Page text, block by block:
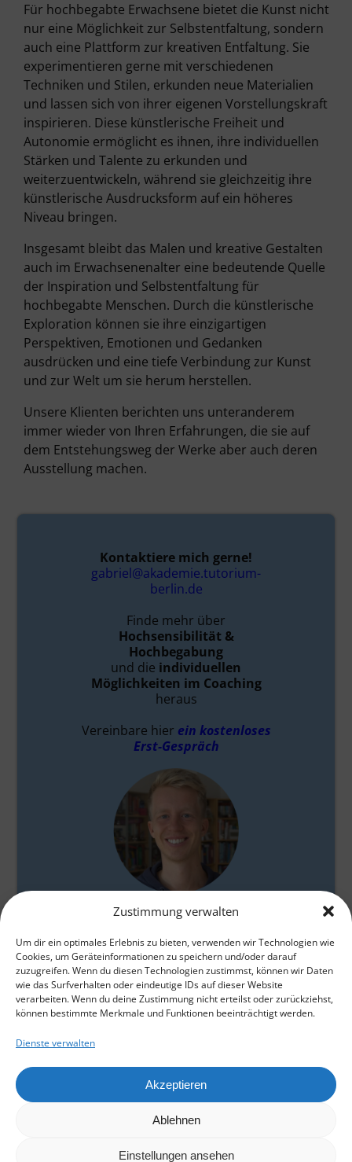
Zustimmung verwalten
Um dir ein optimales Erlebnis zu bieten, verwenden wir Technologien wie
Cookies, um Geräteinformationen zu speichern und/oder darauf
zuzugreifen. Wenn du diesen Technologien zustimmst, können wir Daten
wie das Surfverhalten oder eindeutige IDs auf dieser Website
verarbeiten. Wenn du deine Zustimmung nicht erteilst oder zurückziehst,
können bestimmte Merkmale und Funktionen beeinträchtigt werden.
Dienste verwalten
Akzeptieren
Ablehnen
Einstellungen ansehen
Für hochbegabte Erwachsene bietet die Kunst nicht
nur eine Möglichkeit zur Selbstentfaltung, sondern
auch eine Plattform zur kreativen Entfaltung. Sie
experimentieren gerne mit verschiedenen
Techniken und Stilen, erkunden neue Materialien
und lassen sich von ihrer eigenen Vorstellungskraft
inspirieren. Diese künstlerische Freiheit und
Autonomie ermöglicht es ihnen, ihre individuellen
Stärken und Talente zu erkunden und
weiterzuentwickeln, während sie gleichzeitig ihre
künstlerische Ausdrucksform auf ein höheres
Niveau bringen.
Insgesamt bleibt das Malen und kreative Gestalten
auch im Erwachsenenalter eine bedeutende Quelle
der Inspiration und Selbstentfaltung für
hochbegabte Menschen. Durch die künstlerische
Exploration können sie ihre einzigartigen
Perspektiven, Emotionen und Gedanken
ausdrücken und eine tiefe Verbindung zur Kunst
und zur Welt um sie herum herstellen.
Unsere Klienten berichten uns unteranderem
immer wieder von Ihren Erfahrungen, die sie auf
dem Entstehungsweg der Werke aber auch deren
Ausstellung machen.
Kontaktiere mich gerne!
gabriel@akademie.tutorium-
berlin.de
Finde mehr über
Hochsensibilität &
Hochbegabung
und die individuellen
Möglichkeiten im Coaching
heraus
Vereinbare hier ein kostenloses
Erst-Gespräch
Gabriel Baumgarten
Gabriel Baumgarten